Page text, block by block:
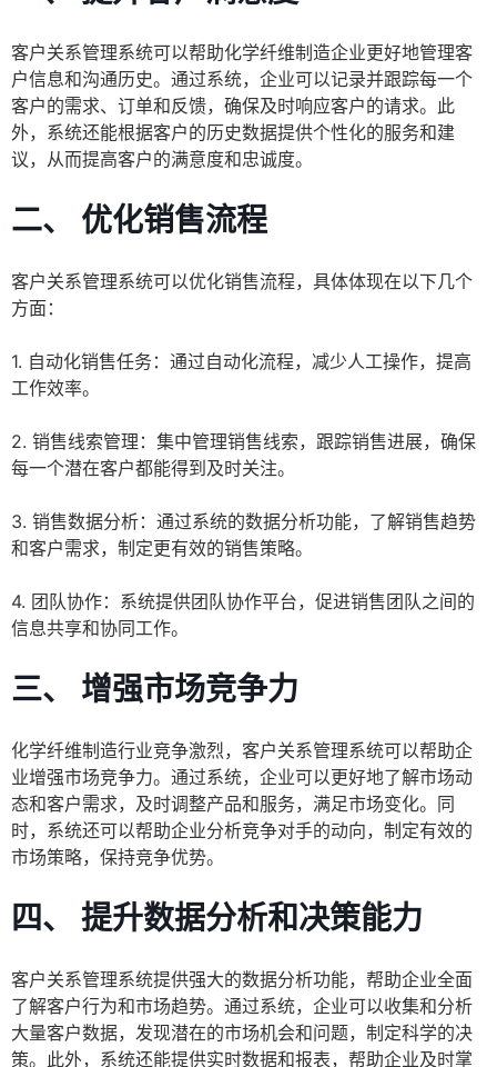
客户关系管理系统可以帮助化学纤维制造企业更好地管理客
户信息和沟通历史。通过系统，企业可以记录并跟踪每一个
客户的需求、订单和反馈，确保及时响应客户的请求。此
外，系统还能根据客户的历史数据提供个性化的服务和建
议，从而提高客户的满意度和忠诚度。
二、 优化销售流程
客户关系管理系统可以优化销售流程，具体体现在以下几个
方面：
1. 自动化销售任务：通过自动化流程，减少人工操作，提高
工作效率。
2. 销售线索管理：集中管理销售线索，跟踪销售进展，确保
每一个潜在客户都能得到及时关注。
3. 销售数据分析：通过系统的数据分析功能，了解销售趋势
和客户需求，制定更有效的销售策略。
4. 团队协作：系统提供团队协作平台，促进销售团队之间的
信息共享和协同工作。
三、 增强市场竞争力
化学纤维制造行业竞争激烈，客户关系管理系统可以帮助企
业增强市场竞争力。通过系统，企业可以更好地了解市场动
态和客户需求，及时调整产品和服务，满足市场变化。同
时，系统还可以帮助企业分析竞争对手的动向，制定有效的
市场策略，保持竞争优势。
四、 提升数据分析和决策能力
客户关系管理系统提供强大的数据分析功能，帮助企业全面
了解客户行为和市场趋势。通过系统，企业可以收集和分析
大量客户数据，发现潜在的市场机会和问题，制定科学的决
策。此外，系统还能提供实时数据和报表，帮助企业及时掌